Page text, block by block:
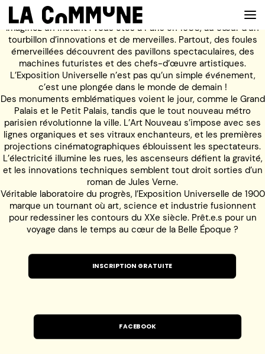
VOIR LA CARTE
CHEFS
PROG’
BAR
PRIVATISER
RESERVER
À PROPOS
Imaginez un instant : vous êtes à Paris en 1900, au cœur d’un
tourbillon d’innovations et de merveilles. Partout, des foules
émerveillées découvrent des pavillons spectaculaires, des
machines futuristes et des chefs-d’œuvre artistiques.
L’Exposition Universelle n’est pas qu’un simple événement,
c’est une plongée dans le monde de demain !
Des monuments emblématiques voient le jour, comme le Grand
Palais et le Petit Palais, tandis que le tout nouveau métro
parisien révolutionne la ville. L’Art Nouveau s’impose avec ses
lignes organiques et ses vitraux enchanteurs, et les premières
projections cinématographiques éblouissent les spectateurs.
L’électricité illumine les rues, les ascenseurs défient la gravité,
et les innovations techniques semblent tout droit sorties d’un
roman de Jules Verne.
Véritable laboratoire du progrès, l’Exposition Universelle de 1900
marque un tournant où art, science et industrie fusionnent
pour redessiner les contours du XXe siècle. Prêt.e.s pour un
voyage dans le temps au cœur de la Belle Époque ?
INSCRIPTION GRATUITE
FACEBOOK